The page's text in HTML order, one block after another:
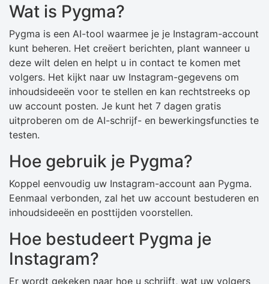
Wat is Pygma?
Pygma is een AI-tool waarmee je je Instagram-account
kunt beheren. Het creëert berichten, plant wanneer u
deze wilt delen en helpt u in contact te komen met
volgers. Het kijkt naar uw Instagram-gegevens om
inhoudsideeën voor te stellen en kan rechtstreeks op
uw account posten. Je kunt het 7 dagen gratis
uitproberen om de AI-schrijf- en bewerkingsfuncties te
testen.
Hoe gebruik je Pygma?
Koppel eenvoudig uw Instagram-account aan Pygma.
Eenmaal verbonden, zal het uw account bestuderen en
inhoudsideeën en posttijden voorstellen.
Hoe bestudeert Pygma je
Instagram?
Er wordt gekeken naar hoe u schrijft, wat uw volgers